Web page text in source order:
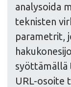
analysoida
teknisten
parametrit,
syöttämällä
URL-osoite